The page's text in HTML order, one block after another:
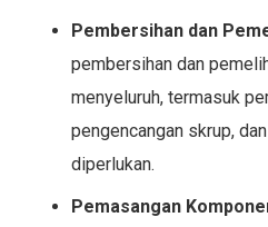
Pembersihan dan
pembersihan dan
menyeluruh, termasuk
pengencangan skrup,
diperlukan.
Pemasangan